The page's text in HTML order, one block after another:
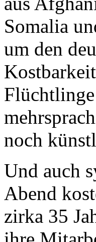
Somalia
um den
noch
Und auch
Abend
zirka 35